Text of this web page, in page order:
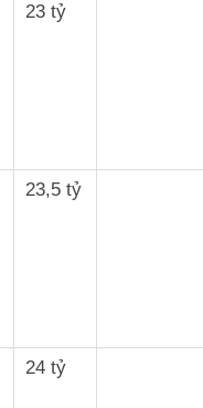
23 tỷ
23,5 tỷ
24 tỷ